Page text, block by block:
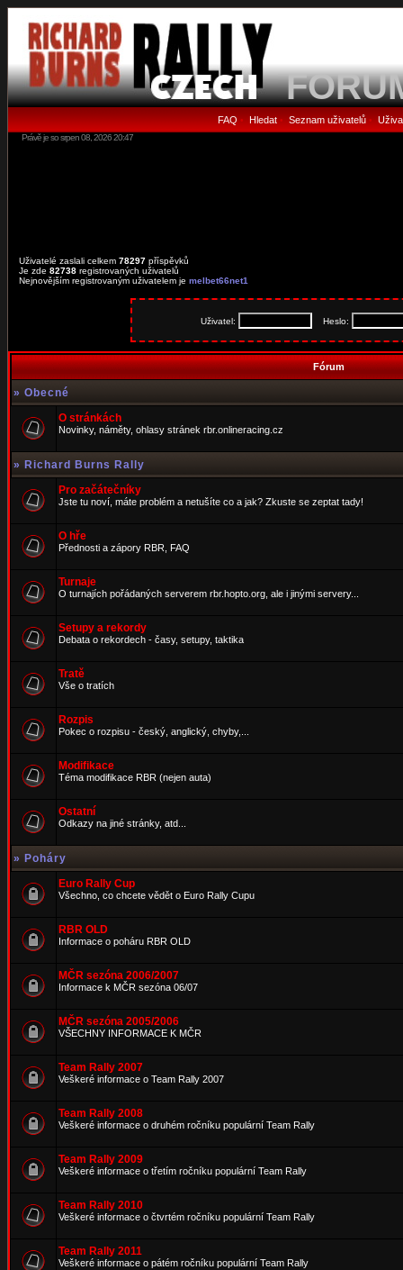
FAQ • Hledat• Seznam uživatelů•
Právě je so srpen 08, 2026 20:47
Uživatelé zaslali celkem 78297 příspěvků
Je zde 82738 registrovaných uživatelů
Nejnovějším registrovaným uživatelem je melbet66net1
Uživatel: Heslo:
Fórum
» Obecné
O stránkách
Novinky, náměty, ohlasy stránek rbr.onlineracing.cz
» Richard Burns Rally
Pro začátečníky
Jste tu noví, máte problém a netušíte co a jak? Zkuste se zeptat tady!
O hře
Přednosti a zápory RBR, FAQ
Turnaje
O turnajích pořádaných serverem rbr.hopto.org, ale i jinými servery...
Setupy a rekordy
Debata o rekordech - časy, setupy, taktika
Tratě
Vše o tratích
Rozpis
Pokec o rozpisu - český, anglický, chyby,...
Modifikace
Téma modifikace RBR (nejen auta)
Ostatní
Odkazy na jiné stránky, atd...
» Poháry
Euro Rally Cup
Všechno, co chcete vědět o Euro Rally Cupu
RBR OLD
Informace o poháru RBR OLD
MČR sezóna 2006/2007
Informace k MČR sezóna 06/07
MČR sezóna 2005/2006
VŠECHNY INFORMACE K MČR
Team Rally 2007
Veškeré informace o Team Rally 2007
Team Rally 2008
Veškeré informace o druhém ročníku populární Team Rally
Team Rally 2009
Veškeré informace o třetím ročníku populární Team Rally
Team Rally 2010
Veškeré informace o čtvrtém ročníku populární Team Rally
Team Rally 2011
Veškeré informace o pátém ročníku populární Team Rally